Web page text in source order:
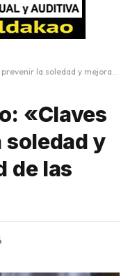
y mejorar la salud de las cuidadoras»
«Claves
soledad y
de las